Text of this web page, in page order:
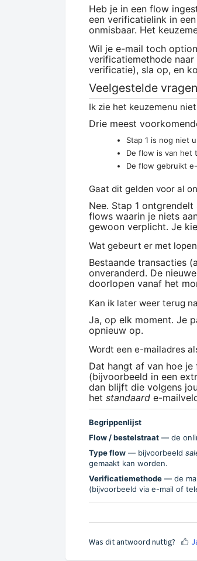
Heb je in een flow
een verificatielink in
onmisbaar. Het
Wil je e-mail toch
verificatiemethode
verificatie), sla op, en
Veelgestelde vragen
Ik zie het keuzemenu
Drie meest
Stap 1 is nog niet
De flow is van het
De flow gebruikt
Gaat dit gelden voor al
Nee. Stap 1 ontgrendelt
flows waarin je niets
gewoon verplicht. Je
Wat gebeurt er met
Bestaande transacties
onveranderd. De
doorlopen vanaf het
Kan ik later weer terug
Ja, op elk moment. Je
opnieuw op.
Wordt een e-mailadres
Dat hangt af van hoe
(bijvoorbeeld in een
dan blijft die volgens
het standaard e-
Begrippenlijst
Flow / bestelstraat — de
Type flow — bijvoorbeeld
gemaakt kan worden.
Verificatiemethode — de
(bijvoorbeeld via e-mail of
Was dit antwoord nuttig?